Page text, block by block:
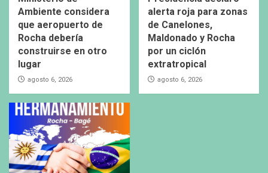
Ambiente considera
que aeropuerto de
Rocha debería
construirse en otro
lugar
agosto 6, 2026
alerta roja para zonas
de Canelones,
Maldonado y Rocha
por un ciclón
extratropical
agosto 6, 2026